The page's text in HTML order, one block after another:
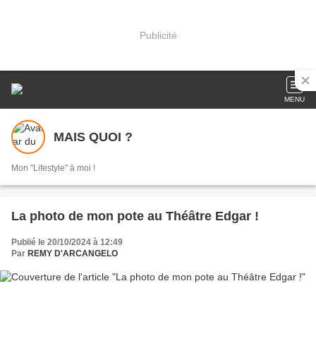
Publicité
MENU
MAIS QUOI ?
Mon "Lifestyle" à moi !
La photo de mon pote au Théâtre Edgar !
Publié le 20/10/2024 à 12:49
Par REMY D'ARCANGELO